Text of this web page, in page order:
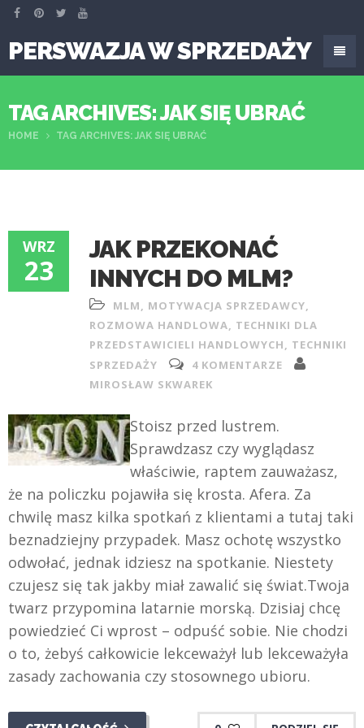
PERSWAZJA W SPRZEDAŻY
TAG ARCHIVES: JAK SIĘ UBRAĆ
HOME TAG ARCHIVES: JAK SIĘ UBRAĆ
WRZ
23
JAK PRZEKONAĆ
INNYCH DO MLM?
MLM, MOTYWACJA SPRZEDAWCY,
ROZMOWA HANDLOWA, TECHNIKI DLA
PRZEDSTAWICIELI HANDLOWYCH, TECHNIKI
SPRZEDAŻY
4 KOMENTARZE
MIROSŁAW SKWAREK
Stoisz przed lustrem.
Sprawdzasz czy wyglądasz
właściwie, raptem zauważasz,
że na policzku pojawiła się krosta. Afera. Za
chwilę masz kilka spotkań z klientami a tutaj taki
beznadziejny przypadek. Masz ochotę wszystko
odwołać, jednak idziesz na spotkanie. Niestety
czujesz się tak jakby miał zawalić się świat.Twoja
twarz przypomina latarnie morską. Dzisiaj chcę
powiedzieć Ci wprost – odpuść sobie. Nie chodzi
o to, żebyś całkowicie lekceważył lub lekceważyła
zasady zachowania czy stosownego ubioru.